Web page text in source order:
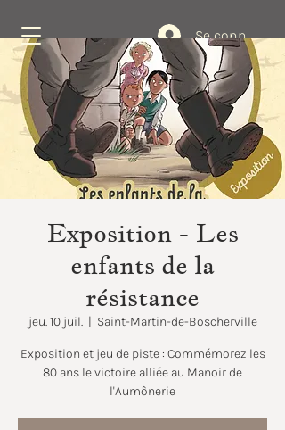
Se connecter
Réservez
Exposition - Les
enfants de la
résistance
jeu. 10 juil.
  |
Saint-Martin-de-Boscherville
Exposition et jeu de piste : Commémorez les
80 ans le victoire alliée au Manoir de
l'Aumônerie